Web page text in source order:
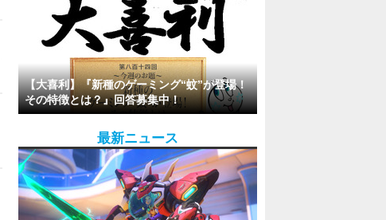
【大喜利】『新種のゲーミング“蚊”が登場！
その特徴とは？』回答募集中！
最新ニュース